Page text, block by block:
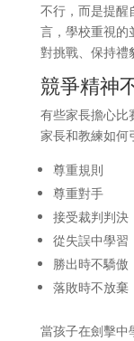
不行，而是提醒
言，學校重視的
對挑戰、保持禮
競爭精神
有些家長擔心比
家長和教練如何
尊重規則
尊重對手
接受裁判判決
從失誤中學習
勝出時不驕傲
落敗時不放棄
當孩子在劍擊中